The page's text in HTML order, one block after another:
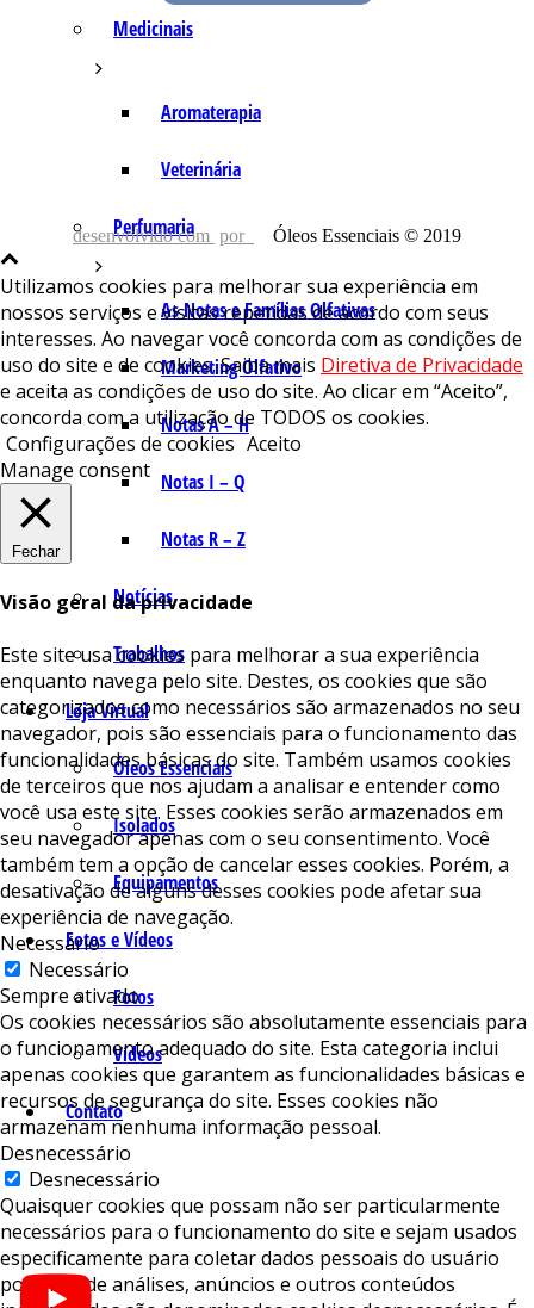
Medicinais
Aromaterapia
Veterinária
Perfumaria
As Notas e Famílias Olfativas
Marketing Olfativo
Notas A – H
Notas I – Q
Notas R – Z
Notícias
Trabalhos
Loja Virtual
Óleos Essenciais
Isolados
Equipamentos
Fotos e Vídeos
Fotos
Vídeos
Contato
desenvolvido com por Óleos Essenciais © 2019
Utilizamos cookies para melhorar sua experiência em
nossos serviços e visitas repetidas de acordo com seus
interesses. Ao navegar você concorda com as condições de
uso do site e de cookies. Saiba mais Diretiva de Privacidade
e aceita as condições de uso do site. Ao clicar em “Aceito”,
concorda com a utilização de TODOS os cookies.
Configurações de cookies Aceito
Manage consent
Fechar
Visão geral da privacidade
Este site usa cookies para melhorar a sua experiência
enquanto navega pelo site. Destes, os cookies que são
categorizados como necessários são armazenados no seu
navegador, pois são essenciais para o funcionamento das
funcionalidades básicas do site. Também usamos cookies
de terceiros que nos ajudam a analisar e entender como
você usa este site. Esses cookies serão armazenados em
seu navegador apenas com o seu consentimento. Você
também tem a opção de cancelar esses cookies. Porém, a
desativação de alguns desses cookies pode afetar sua
experiência de navegação.
Necessário
Necessário
Sempre ativado
Os cookies necessários são absolutamente essenciais para
o funcionamento adequado do site. Esta categoria inclui
apenas cookies que garantem as funcionalidades básicas e
recursos de segurança do site. Esses cookies não
armazenam nenhuma informação pessoal.
Desnecessário
Desnecessário
Quaisquer cookies que possam não ser particularmente
necessários para o funcionamento do site e sejam usados ​​
especificamente para coletar dados pessoais do usuário
por meio de análises, anúncios e outros conteúdos